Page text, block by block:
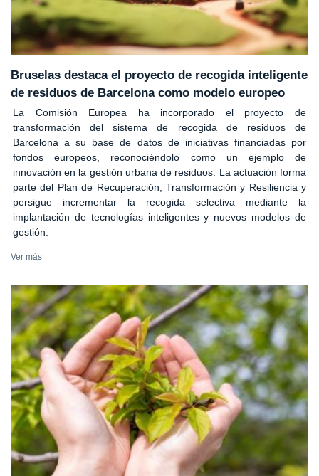
Bruselas destaca el proyecto de recogida inteligente
de residuos de Barcelona como modelo europeo
La Comisión Europea ha incorporado el proyecto de
transformación del sistema de recogida de residuos de
Barcelona a su base de datos de iniciativas financiadas por
fondos europeos, reconociéndolo como un ejemplo de
innovación en la gestión urbana de residuos. La actuación forma
parte del Plan de Recuperación, Transformación y Resiliencia y
persigue incrementar la recogida selectiva mediante la
implantación de tecnologías inteligentes y nuevos modelos de
gestión.
Ver más